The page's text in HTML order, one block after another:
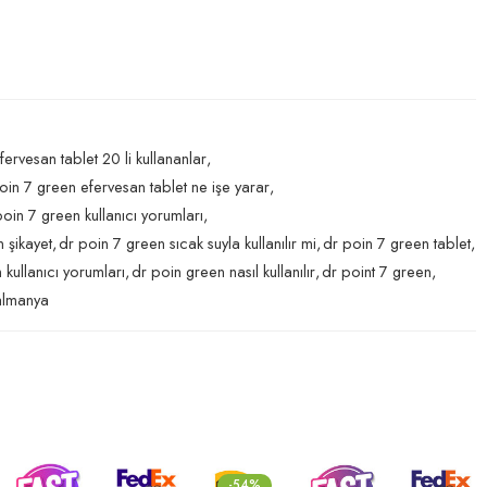
tablet 20 li kullananlar,
7 green efervesan tablet ne işe yarar,
7 green kullanıcı yorumları,
şikayet,dr poin 7 green sıcak suyla kullanılır mi,dr poin 7 green tablet,
yorumları,dr poin green nasıl kullanılır,dr point 7 green,